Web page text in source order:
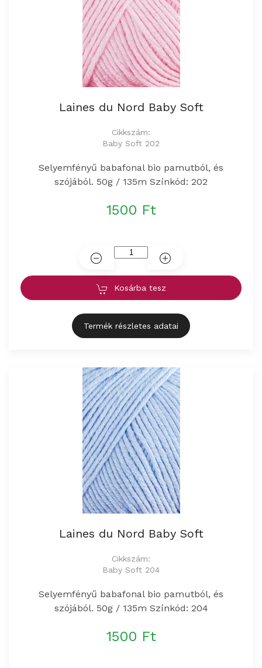
Laines du Nord Baby Soft
Cikkszám:
Baby Soft 202
Selyemfényű babafonal bio pamutból, és
szójából. 50g / 135m Színkód: 202
1500 Ft
Kosárba tesz
Termék részletes adatai
Laines du Nord Baby Soft
Cikkszám:
Baby Soft 204
Selyemfényű babafonal bio pamutból, és
szójából. 50g / 135m Színkód: 204
1500 Ft